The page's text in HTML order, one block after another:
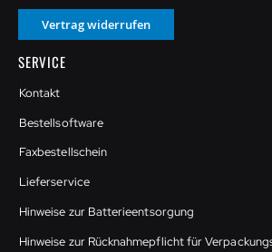
Vertrag widerrufen
SERVICE
Kontakt
Bestellsoftware
Faxbestellschein
Lieferservice
Hinweise zur Batterieentsorgung
Hinweise zur Rücknahmepflicht für